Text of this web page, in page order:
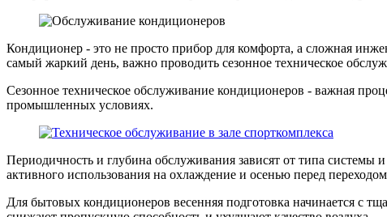
Кондиционер - это не просто прибор для комфорта, а сложная
самый жаркий день, важно проводить сезонное техническое
Сезонное техническое обслуживание кондиционеров - важная
промышленных условиях.
Периодичность и глубина обслуживания зависят от типа
активного использования на охлаждение и осенью перед
Для бытовых кондиционеров весенняя подготовка начинается с